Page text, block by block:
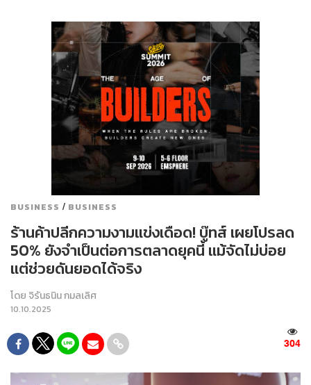
BUSINESS / BUSINESS
ร้านค้าปลีกความงามแข่งเดือด! บู๊ทส์ เผยโปรลด
50% ยังจำเป็นต่อการตลาดยุคนี้ แม้จัดไม่บ่อย
แต่ช่วยดันยอดได้จริง
โดย จิรันธนิน กมลเลิศ
10.10.2025
304